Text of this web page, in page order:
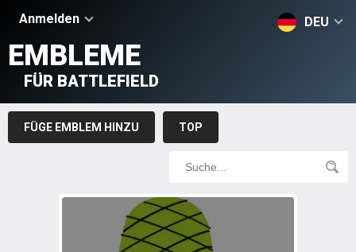
Anmelden DEU
EMBLEME
FÜR BATTLEFIELD
FÜGE EMBLEM HINZU TOP